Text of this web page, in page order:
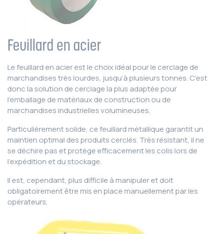
Feuillard en acier
Le feuillard en acier est le choix idéal pour le cerclage de
marchandises très lourdes, jusqu’à plusieurs tonnes. C’est
donc la solution de cerclage la plus adaptée pour
l’emballage de matériaux de construction ou de
marchandises industrielles volumineuses.
Particulièrement solide, ce feuillard métallique garantit un
maintien optimal des produits cerclés. Très résistant, il ne
se déchire pas et protège efficacement les colis lors de
l’expédition et du stockage.
Il est, cependant, plus difficile à manipuler et doit
obligatoirement être mis en place manuellement par les
opérateurs.